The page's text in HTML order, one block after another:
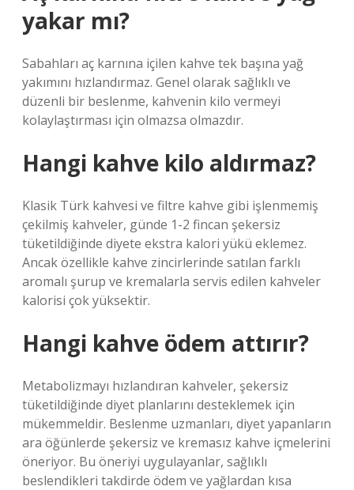
yakar mı?
Sabahları aç karnına içilen kahve tek başına yağ
yakımını hızlandırmaz. Genel olarak sağlıklı ve
düzenli bir beslenme, kahvenin kilo vermeyi
kolaylaştırması için olmazsa olmazdır.
Hangi kahve kilo aldırmaz?
Klasik Türk kahvesi ve filtre kahve gibi işlenmemiş
çekilmiş kahveler, günde 1-2 fincan şekersiz
tüketildiğinde diyete ekstra kalori yükü eklemez.
Ancak özellikle kahve zincirlerinde satılan farklı
aromalı şurup ve kremalarla servis edilen kahveler
kalorisi çok yüksektir.
Hangi kahve ödem attırır?
Metabolizmayı hızlandıran kahveler, şekersiz
tüketildiğinde diyet planlarını desteklemek için
mükemmeldir. Beslenme uzmanları, diyet yapanların
ara öğünlerde şekersiz ve kremasız kahve içmelerini
öneriyor. Bu öneriyi uygulayanlar, sağlıklı
beslendikleri takdirde ödem ve yağlardan kısa